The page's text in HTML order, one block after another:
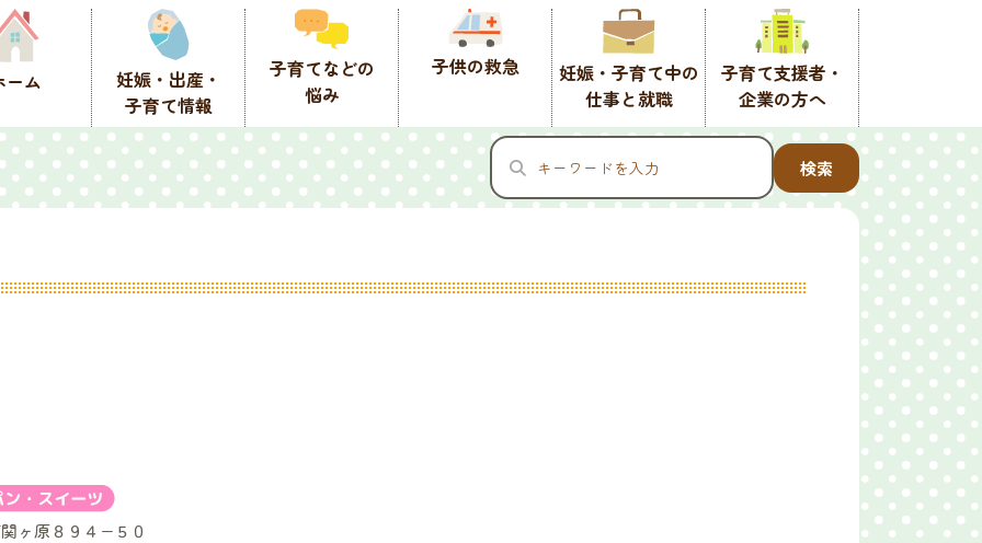
ーム
妊娠・出産・
子育て情報
子育てなどの
悩み
子供の救急
妊娠・子育て中の
仕事と就職
子育て支援者・
企業の方へ
検索
ヶ原８９４−５０